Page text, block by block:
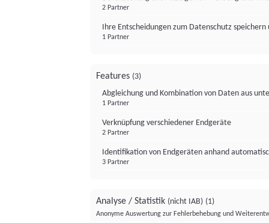
2 Partner
Ihre Entscheidungen zum Datenschutz
1 Partner
Features (3)
Abgleichung und Kombination von Daten aus
1 Partner
Verknüpfung verschiedener Endgeräte
2 Partner
Identifikation von Endgeräten anhand
3 Partner
Analyse / Statistik (nicht IAB) (1)
Anonyme Auswertung zur Fehlerbehebung und